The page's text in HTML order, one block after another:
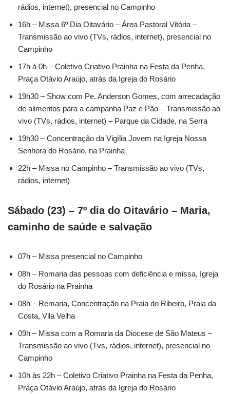
rádios, internet), presencial no Campinho
16h – Missa 6º Dia Oitavário – Área Pastoral Vitória –
Transmissão ao vivo (TVs, rádios, internet), presencial no
Campinho
17h à 0h – Coletivo Criativo Prainha na Festa da Penha,
Praça Otávio Araújo, atrás da Igreja do Rosário
19h30 – Show com Pe. Anderson Gomes, com arrecadação
de alimentos para a campanha Paz e Pão – Transmissão ao
vivo (TVs, rádios, internet) – Parque da Cidade, na Serra
19h30 – Concentração da Vigília Jovem na Igreja Nossa
Senhora do Rosário, na Prainha
22h – Missa no Campinho – Transmissão ao vivo (TVs,
rádios, internet)
Sábado (23) – 7º dia do Oitavário – Maria,
caminho de saúde e salvação
07h – Missa presencial no Campinho
08h – Romaria das pessoas com deficiência e missa, Igreja
do Rosário na Prainha
08h – Remaria, Concentração na Praia do Ribeiro, Praia da
Costa, Vila Velha
09h – Missa com a Romaria da Diocese de São Mateus –
Transmissão ao vivo (Tvs, rádios, internet), presencial no
Campinho
10h às 22h – Coletivo Criativo Prainha na Festa da Penha,
Praça Otávio Araújo, atrás da Igreja do Rosário